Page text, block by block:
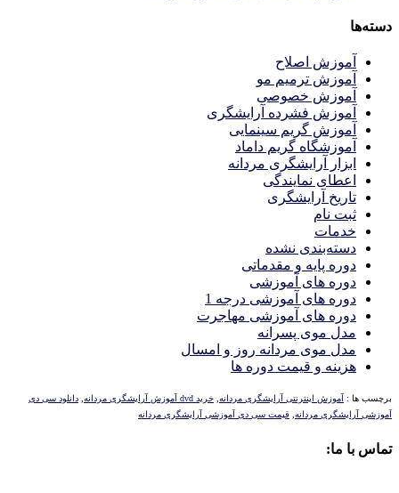
دسته‌ها
آموزش اصلاح
آموزش ترمیم مو
آموزش خصوصی
آموزش فشرده آرایشگری
آموزش گریم سینمایی
آموزشگاه گریم داماد
ابزار آرایشگری مردانه
اعطای نمایندگی
تاریخ آرایشگری
ثبت نام
خدمات
دسته‌بندی نشده
دوره پایه و مقدماتی
دوره های آموزشی
دوره های آموزشی درجه 1
دوره های آموزشی مهاجرت
مدل موی پسرانه
مدل موی مردانه روز و امسال
هزینه و قیمت دوره ها
برچسب ها : آموزش اینترنتی آرایشگری مردانه, خرید dvd آموزش آرایشگری مردانه , دانلود سی دی
آموزشی آرایشگری مردانه, قیمت سی دی آموزشی آرایشگری مردانه
تماس با ما: